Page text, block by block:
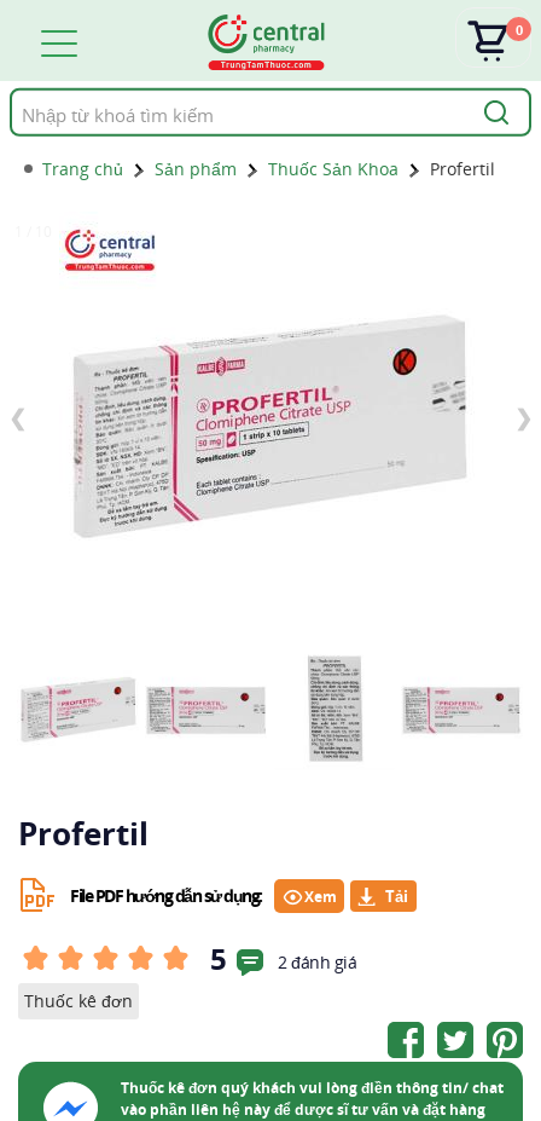
Tìm
kiếm
0
Trang chủ Sản phẩm Thuốc Sản Khoa Profertil
❮ ❯
Profertil
File PDF hướng dẫn sử dụng: Xem
5
2 đánh giá
Thuốc kê đơn
Thuốc kê đơn quý khách vui lòng điền thông tin/ chat
vào phần liên hệ này để dược sĩ tư vấn và đặt hàng